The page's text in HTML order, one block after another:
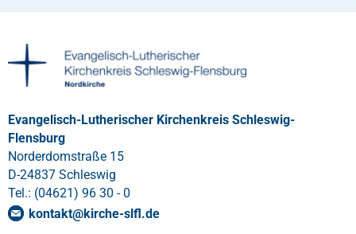
Evangelisch-Lutherischer Kirchenkreis Schleswig-
Flensburg
Norderdomstraße 15
D-24837 Schleswig
Tel.: (04621) 96 30 - 0
kontakt@kirche-slfl.de